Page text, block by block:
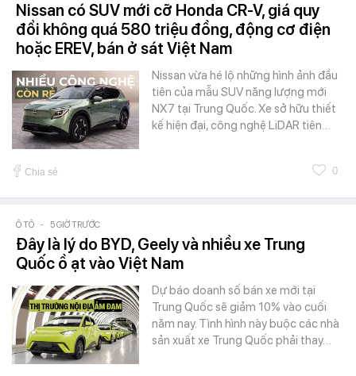
Nissan có SUV mới cỡ Honda CR-V, giá quy
đổi không quá 580 triệu đồng, động cơ điện
hoặc EREV, bán ở sát Việt Nam
Nissan vừa hé lộ những hình ảnh đầu
tiên của mẫu SUV năng lượng mới
NX7 tại Trung Quốc. Xe sở hữu thiết
kế hiện đại, công nghệ LiDAR tiên…
Chia sẻ 0
Ô TÔ - 5 GIỜ TRƯỚC
Đây là lý do BYD, Geely và nhiều xe Trung
Quốc ồ ạt vào Việt Nam
Dự báo doanh số bán xe mới tại
Trung Quốc sẽ giảm 10% vào cuối
năm nay. Tình hình này buộc các nhà
sản xuất xe Trung Quốc phải thay…